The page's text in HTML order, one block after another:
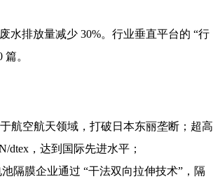
水排放量减少 30%。行业垂直平台的 “行
。
航空航天领域，打破日本东丽垄断；超高
dtex，达到国际先进水平；
隔膜企业通过 “干法双向拉伸技术”，隔